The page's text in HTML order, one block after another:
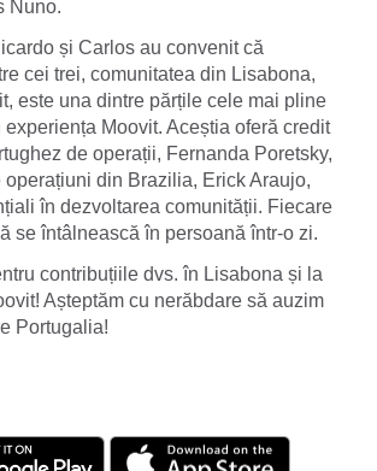
Nuno.
și Carlos au convenit că
cei trei, comunitatea din Lisabona,
este una dintre părțile cele mai pline
Moovit. Aceștia oferă credit
de operații, Fernanda Poretsky,
din Brazilia, Erick Araujo,
în dezvoltarea comunității. Fiecare
se întâlnească în persoană într-o zi.
contribuțiile dvs. în Lisabona și la
Așteptăm cu nerăbdare să auzim
Portugalia!